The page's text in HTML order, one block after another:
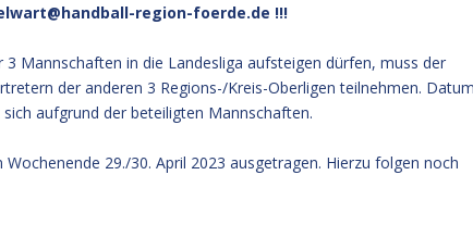
region-foerde.de !!!
Mannschaften in die Landesliga aufsteigen dürfen, muss der
der anderen 3 Regions-/Kreis-Oberligen teilnehmen. Datum
aufgrund der beteiligten Mannschaften.
29./30. April 2023 ausgetragen. Hierzu folgen noch